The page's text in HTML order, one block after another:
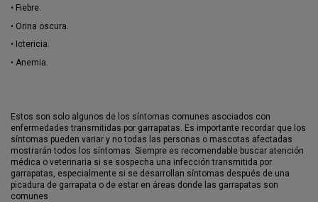
• Fiebre.
• Orina oscura.
• Ictericia.
• Anemia.
Estos son solo algunos de los síntomas comunes asociados con
enfermedades transmitidas por garrapatas. Es importante recordar que los
síntomas pueden variar y no todas las personas o mascotas afectadas
mostrarán todos los síntomas. Siempre es recomendable buscar atención
médica o veterinaria si se sospecha una infección transmitida por
garrapatas, especialmente si se desarrollan síntomas después de una
picadura de garrapata o de estar en áreas donde las garrapatas son
comunes